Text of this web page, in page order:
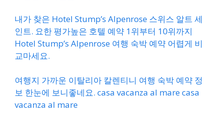
내가 찾은 Hotel Stump’s Alpenrose 스위스 알트 세
인트. 요한 평가높은 호텔 예약 1위부터 10위까지
Hotel Stump’s Alpenrose 여행 숙박 예약 어렵게 비
교마세요.
여행지 가까운 이탈리아 칼렌티니 여행 숙박 예약 정
보 한눈에 보니좋네요. casa vacanza al mare casa
vacanza al mare